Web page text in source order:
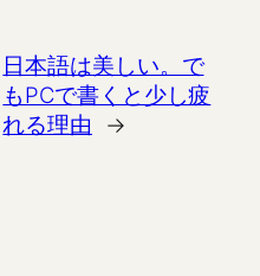
日本語は美しい。で
もPCで書くと少し疲
れる理由
→